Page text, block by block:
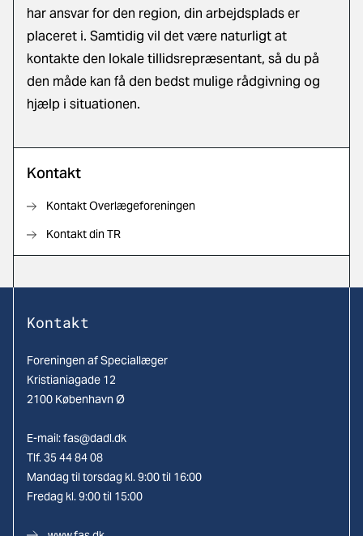
har ansvar for den region, din arbejdsplads er
placeret i. Samtidig vil det være naturligt at
kontakte den lokale tillidsrepræsentant, så du på
den måde kan få den bedst mulige rådgivning og
hjælp i situationen.
Kontakt
Kontakt Overlægeforeningen
Kontakt din TR
Kontakt
Foreningen af Speciallæger
Kristianiagade 12
2100 København Ø
E-mail:fas@dadl.dk
Tlf. 35 44 84 08
Mandag til torsdag kl. 9:00 til 16:00
Fredag kl. 9:00 til 15:00